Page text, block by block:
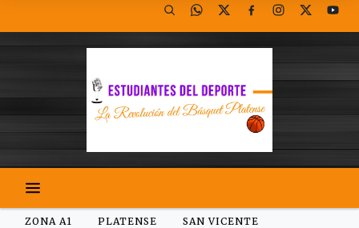
ZONA A1 PLATENSE SAN VICENTE